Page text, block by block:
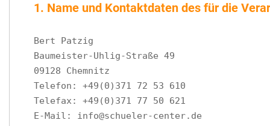
1. Name und Kontaktdaten des für die
Bert Patzig
Baumeister-Uhlig-Straße 49
09128 Chemnitz
Telefon: +49(0)371 72 53 610
Telefax: +49(0)371 77 50 621
E-Mail: info@schueler-center.de